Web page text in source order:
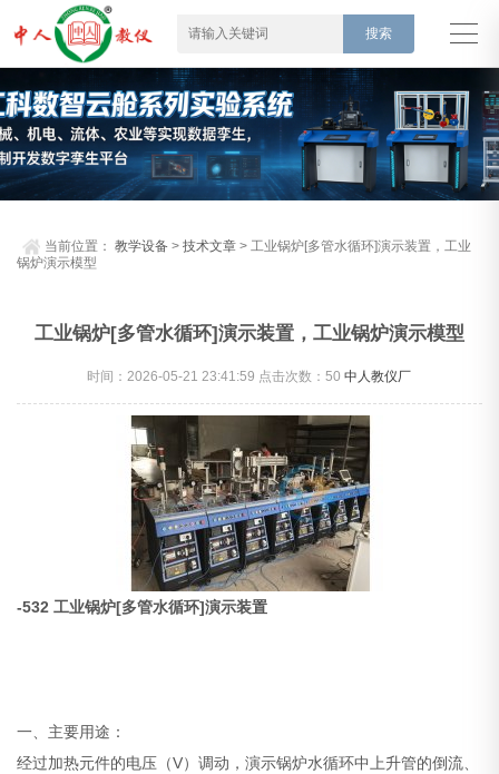
当前位置：教学设备 >技术文章 > 工业锅炉[多管水循环]演示装置，工业
锅炉演示模型
工业锅炉[多管水循环]演示装置，工业锅炉演示模型
时间：2026-05-21 23:41:59 点击次数：50中人教仪厂
-532 工业锅炉[多管水循环]演示装置
一、主要用途：
经过加热元件的电压（V）调动，演示锅炉水循环中上升管的倒流、